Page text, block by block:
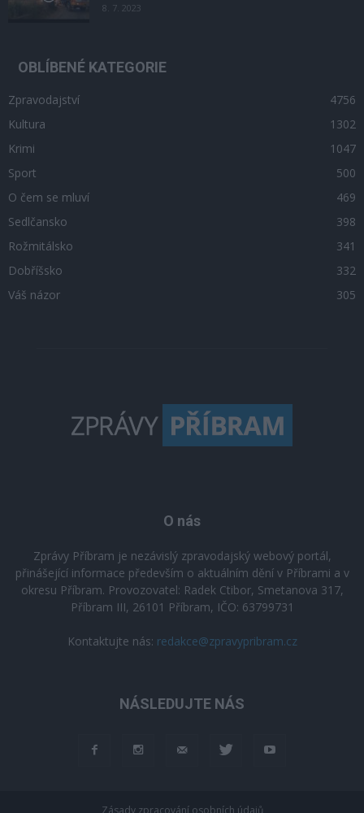
8. 7. 2023
OBLÍBENÉ KATEGORIE
Zpravodajství
4756
Kultura
1302
Krimi
1047
Sport
500
O čem se mluví
469
Sedlčansko
398
Rožmitálsko
341
Dobříšsko
332
Váš názor
305
O nás
Zprávy Příbram je nezávislý zpravodajský webový portál,
přinášející informace především o aktuálním dění v Příbrami a v
okresu Příbram. Provozovatel: Radek Ctibor, Smetanova 317,
Příbram III, 26101 Příbram, IČO: 63799731
Kontaktujte nás: redakce@zpravypribram.cz
NÁSLEDUJTE NÁS
Zásady zpracování osobních údajů